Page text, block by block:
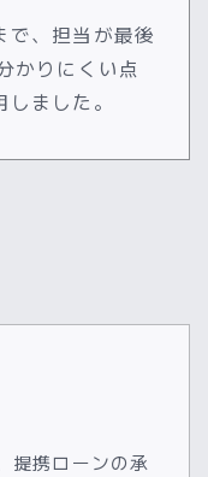
で、担当が最後
かりにくい点
ました。
提携ローンの承